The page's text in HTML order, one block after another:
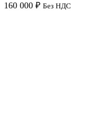
160 000 ₽ Без НДС